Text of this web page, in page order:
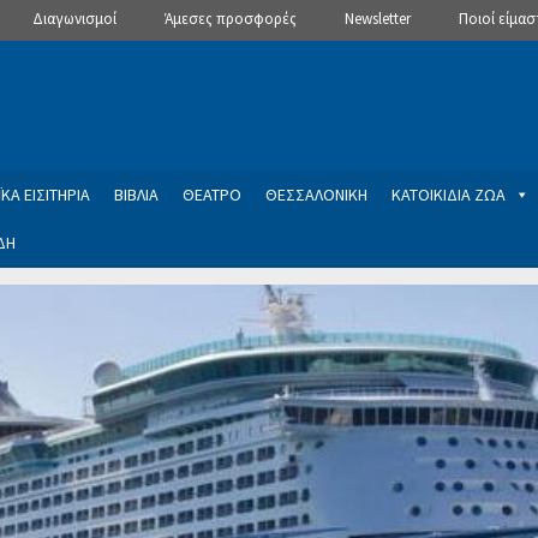
Διαγωνισμοί Άμεσες προσφορές Newsletter Ποιοί
ΕΙΣΙΤΗΡΙΑ ΒΙΒΛΙΑ ΘΕΑΤΡΟ ΘΕΣΣΑΛΟΝΙΚΗ ΚΑΤΟΙΚΙΔΙΑ ΖΩΑ
Newsletter
εγγραφής στο Newsletter του Dealistas.grΕπικοινωνία